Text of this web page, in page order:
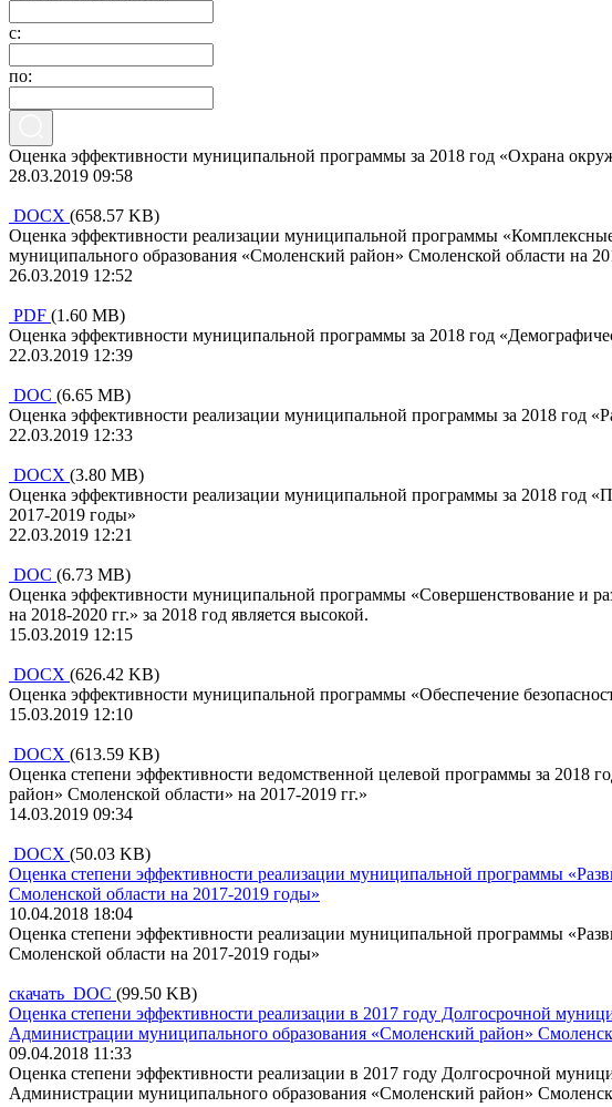
с:
по:
Оценка эффективности муниципальной программы за 2018 год «Охрана
28.03.2019 09:58
DOCX (658.57 KB)
Оценка эффективности реализации муниципальной программы
муниципального образования «Смоленский район» Смоленской области на
26.03.2019 12:52
PDF (1.60 MB)
Оценка эффективности муниципальной программы за 2018 год
22.03.2019 12:39
DOC (6.65 MB)
Оценка эффективности реализации муниципальной программы за 2018 год
22.03.2019 12:33
DOCX (3.80 MB)
Оценка эффективности реализации муниципальной программы за 2018 год
2017-2019 годы»
22.03.2019 12:21
DOC (6.73 MB)
Оценка эффективности муниципальной программы «Совершенствование и
на 2018-2020 гг.» за 2018 год является высокой.
15.03.2019 12:15
DOCX (626.42 KB)
Оценка эффективности муниципальной программы «Обеспечение
15.03.2019 12:10
DOCX (613.59 KB)
Оценка степени эффективности ведомственной целевой программы за 2018
район» Смоленской области» на 2017-2019 гг.»
14.03.2019 09:34
DOCX (50.03 KB)
Оценка степени эффективности реализации муниципальной программы
Смоленской области на 2017-2019 годы»
10.04.2018 18:04
Оценка степени эффективности реализации муниципальной программы
Смоленской области на 2017-2019 годы»
скачать DOC (99.50 KB)
Оценка степени эффективности реализации в 2017 году Долгосрочной
Администрации муниципального образования «Смоленский район»
09.04.2018 11:33
Оценка степени эффективности реализации в 2017 году Долгосрочной
Администрации муниципального образования «Смоленский район»